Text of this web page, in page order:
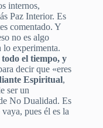
internos,
Paz Interior. Es
comentado. Y
no es algo
lo experimenta.
el tiempo, y
decir que «eres
Espiritual,
ser un
No Dualidad. Es
pues él es la